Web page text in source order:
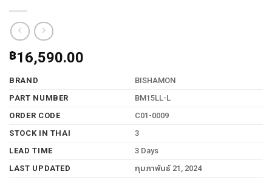
฿16,590.00
BRAND
BISHAMON
PART NUMBER
BM15LL-L
ORDER CODE
C01-0009
STOCK IN THAI
3
LEAD TIME
3 Days
LAST UPDATED
กุมภาพันธ์ 21, 2024